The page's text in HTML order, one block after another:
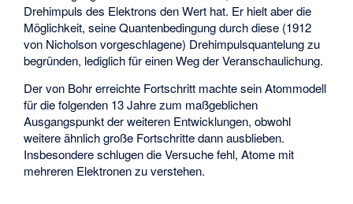
Drehimpuls des Elektrons den Wert hat. Er hielt aber die
Möglichkeit, seine Quantenbedingung durch diese (1912
von Nicholson vorgeschlagene) Drehimpulsquantelung zu
begründen, lediglich für einen Weg der Veranschaulichung.
Der von Bohr erreichte Fortschritt machte sein Atommodell
für die folgenden 13 Jahre zum maßgeblichen
Ausgangspunkt der weiteren Entwicklungen, obwohl
weitere ähnlich große Fortschritte dann ausblieben.
Insbesondere schlugen die Versuche fehl, Atome mit
mehreren Elektronen zu verstehen.